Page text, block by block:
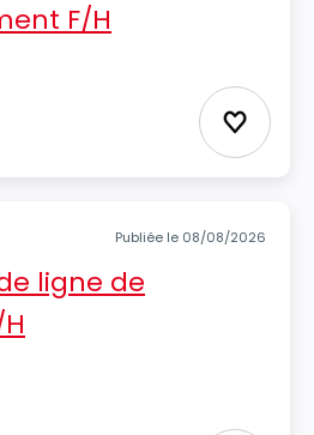
F/H
Ajouter
Publiée le 08/08/2026
ligne de